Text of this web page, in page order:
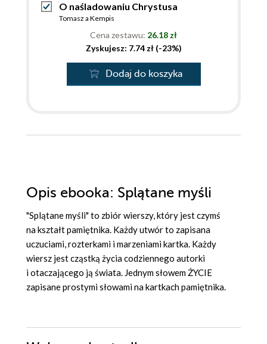
O naśladowaniu Chrystusa
Tomasz a Kempis
Cena zestawu: 26.18 zł
Zyskujesz: 7.74 zł (-23%)
Dodaj do koszyka
Opis ebooka: Splątane myśli
"Splątane myśli" to zbiór wierszy, który jest czymś
na kształt pamiętnika. Każdy utwór to zapisana
uczuciami, rozterkami i marzeniami kartka. Każdy
wiersz jest cząstką życia codziennego autorki
i otaczającego ją świata. Jednym słowem ŻYCIE
zapisane prostymi słowami na kartkach pamiętnika.